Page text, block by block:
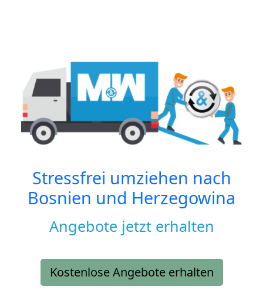
Stressfrei umziehen nach
Bosnien und Herzegowina
Angebote jetzt erhalten
Kostenlose Angebote erhalten